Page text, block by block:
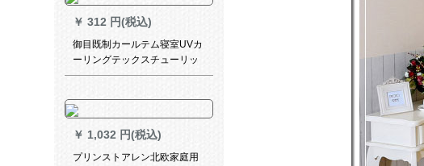
￥ 312 円(税込)
御目既制カールテム寝室UVカ
ーリングテックスチューリッ
プの米黄幅1.5高2.0フルク
￥ 1,032 円(税込)
プリンストアレン北欧家庭用